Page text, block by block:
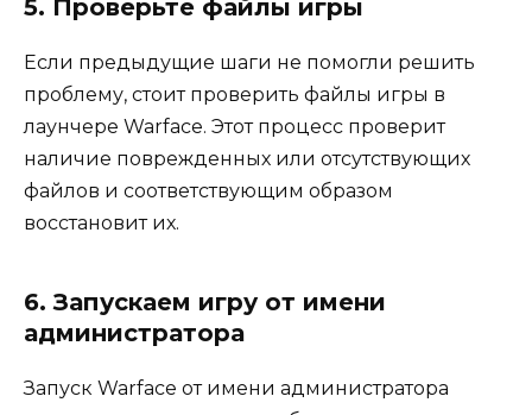
5. Проверьте файлы игры
Если предыдущие шаги не помогли решить
проблему, стоит проверить файлы игры в
лаунчере Warface. Этот процесс проверит
наличие поврежденных или отсутствующих
файлов и соответствующим образом
восстановит их.
6. Запускаем игру от имени
администратора
Запуск Warface от имени администратора